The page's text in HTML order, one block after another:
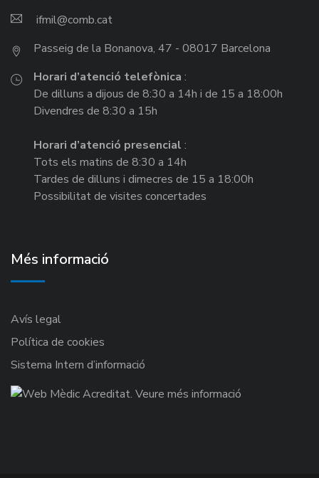
ifmil
Passeig de la Bonanova, 47 - 08017 Barcelona
Horari d’atenció telefònica :
De dilluns a dijous de 8:30 a 14h i de 15 a 18:00h
Divendres de 8:30 a 15h
Horari d’atenció presencial :
Tots els matins de 8:30 a 14h
Tardes de dilluns i dimecres de 15 a 18:00h
Possibilitat de visites concertades
Més informació
Avís legal
Política de cookies
Sistema Intern d’informació